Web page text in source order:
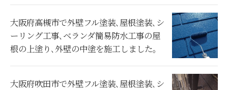
大阪府高槻市で外壁フル塗装､屋根塗装､シ
ーリング工事､ベランダ簡易防水工事の屋
根の上塗り､外壁の中塗を施工しました。
大阪府吹田市で外壁フル塗装､屋根塗装､シ